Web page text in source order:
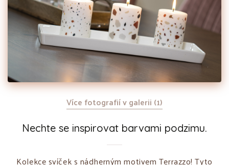
Více fotografií v galerii (1)
Nechte se inspirovat barvami podzimu.
Kolekce svíček s nádherným motivem Terrazzo! Tyto